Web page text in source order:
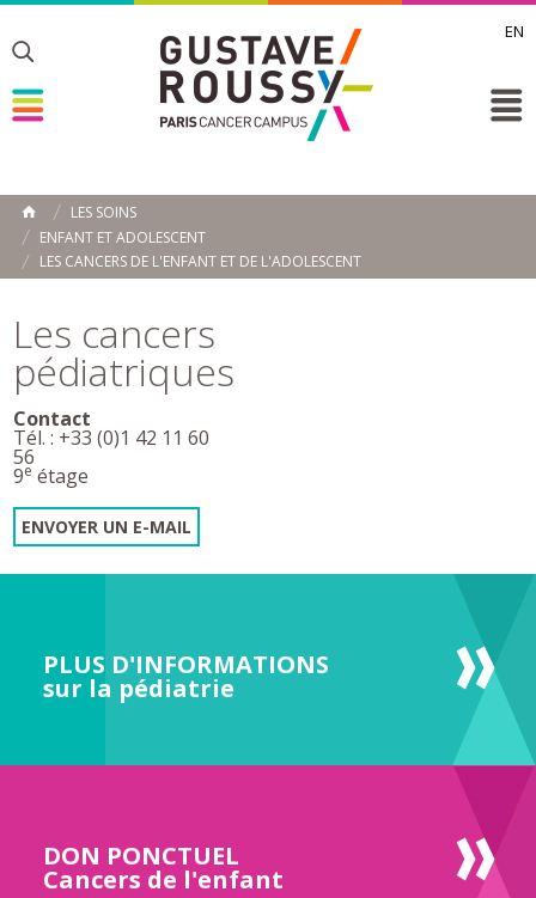
EN
Toggle
Toggle
Toggle
ACCUEIL
LES SOINS
ENFANT ET ADOLESCENT
LES CANCERS DE L'ENFANT ET DE L'ADOLESCENT
Les cancers
pédiatriques
Contact
Tél. : +33 (0)1 42 11 60
56
9e étage
ENVOYER UN E-MAIL
PLUS D'INFORMATIONS
sur la pédiatrie
DON PONCTUEL
Cancers de l'enfant